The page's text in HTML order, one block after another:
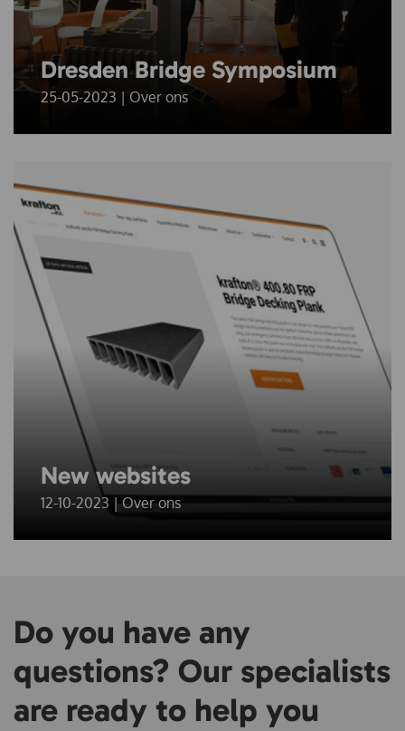
Dresden Bridge Symposium
25-05-2023 | Over ons
New websites
12-10-2023 | Over ons
Do you have any
questions? Our specialists
are ready to help you